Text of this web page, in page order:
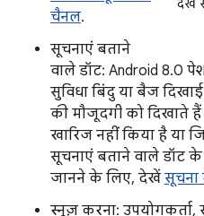
देख
चैनल.
सूचनाएं बताने
वाले डॉट: Android 8.0
सुविधा बिंदु या बैज
की मौजूदगी को दिखाते
खारिज नहीं किया है या
सूचनाएं बताने वाले डॉट
जानने के लिए, देखें
स्नूज़ करना: